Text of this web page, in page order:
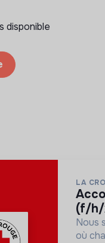
disponible
LA
accompagnant éducatif et social
(f/h/
Nous
où